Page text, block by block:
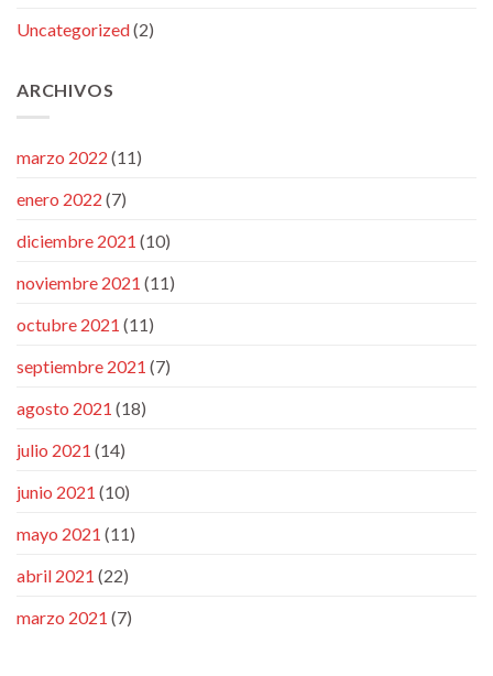
Uncategorized(2)
ARCHIVOS
marzo 2022 (11)
enero 2022 (7)
diciembre 2021 (10)
noviembre 2021 (11)
octubre 2021 (11)
septiembre 2021 (7)
agosto 2021 (18)
julio 2021 (14)
junio 2021 (10)
mayo 2021 (11)
abril 2021 (22)
marzo 2021 (7)